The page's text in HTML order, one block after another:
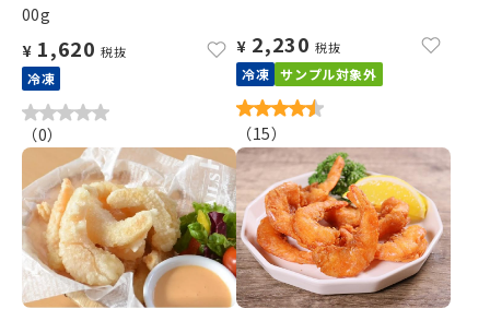
00g
¥ 1,620 税抜
冷凍
（0）
¥ 2,230 税抜
冷凍 サンプル対象外
（15）